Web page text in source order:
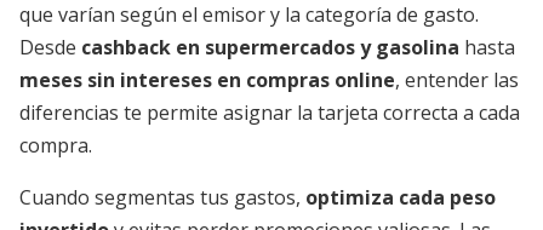
que varían según el emisor y la categoría de gasto.
Desde cashback en supermercados y gasolina hasta
meses sin intereses en compras online, entender las
diferencias te permite asignar la tarjeta correcta a cada
compra.
Cuando segmentas tus gastos, optimiza cada peso